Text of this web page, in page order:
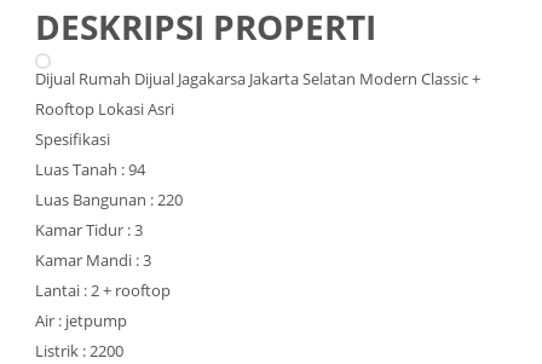
DESKRIPSI PROPERTI
Dijual Rumah Dijual Jagakarsa Jakarta Selatan Modern Classic +
Rooftop Lokasi Asri
Spesifikasi
Luas Tanah : 94
Luas Bangunan : 220
Kamar Tidur : 3
Kamar Mandi : 3
Lantai : 2 + rooftop
Air : jetpump
Listrik : 2200